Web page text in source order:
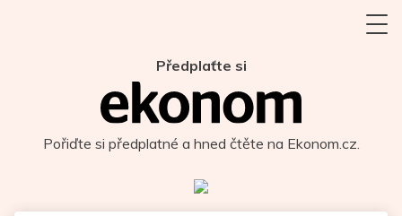
Předplaťte si
Pořiďte si předplatné a hned čtěte na Ekonom.cz.